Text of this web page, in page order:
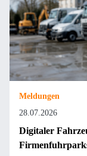
Meldungen
28.07.2026
Digitaler